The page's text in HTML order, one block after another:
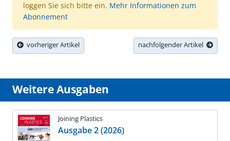
loggen Sie sich bitte ein. Mehr Informationen zum
Abonnement
vorheriger Artikel nachfolgender Artikel
Weitere Ausgaben
Joining Plastics
Ausgabe 2 (2026)